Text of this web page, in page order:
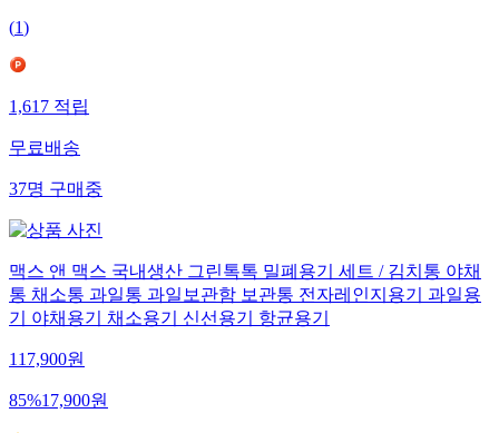
(1)
1,617적립
무료배송
37명구매중
맥스 앤 맥스 국내생산 그린톡톡 밀폐용기 세트 / 김치통 야채
통 채소통 과일통 과일보관함 보관통 전자레인지용기 과일용
기 야채용기 채소용기 신선용기 항균용기
117,900원
85%17,900원